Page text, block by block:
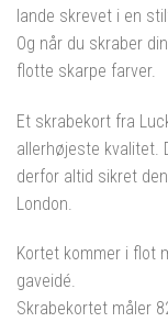
lande skrevet i en
Og når du skraber
flotte skarpe farver.
Et skrabekort fra
allerhøjeste kvalitet.
derfor altid sikret
London.
Kortet kommer i flot
gaveidé.
Skrabekortet måler